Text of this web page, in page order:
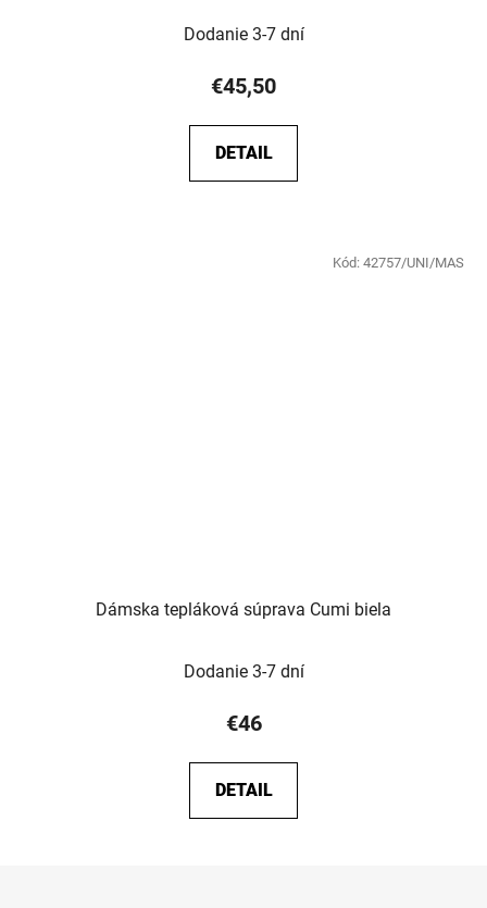
Dodanie 3-7 dní
€45,50
DETAIL
Dámska tepláková súprava Cumi biela
Dodanie 3-7 dní
€46
DETAIL
Kód: 42757/UNI/MAS